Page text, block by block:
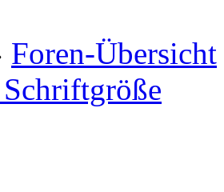
Foren-Übersicht